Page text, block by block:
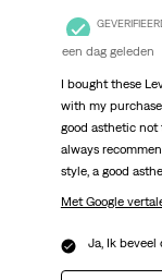
een dag geleden
I bought these
with my
good asthetic not
always
style, a good
Met Google
Ja, Ik